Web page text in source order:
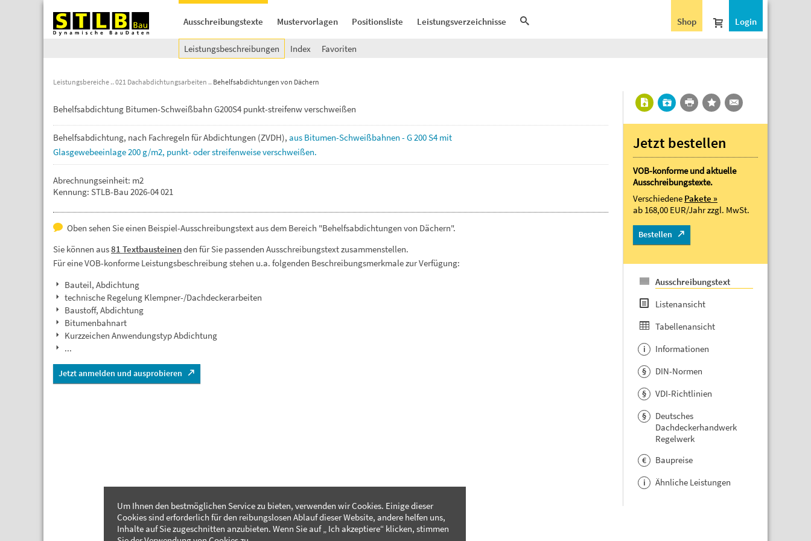
Ausschreibungstexte Mustervorlagen Positionsliste Leistungsverzeichnisse Login
Shop
Leistungsbeschreibungen Index Favoriten
Leistungsbereiche 021 Dachabdichtungsarbeiten Behelfsabdichtungen von Dächern
Behelfsabdichtung Bitumen-Schweißbahn G200S4 punkt-streifenw verschweißen
Behelfsabdichtung, nach Fachregeln fürAbdichtungen (ZVDH), aus Bitumen-Schweißbahnen - G200S4 mit
Glasgewebeeinlage200 g/m2, punkt- oderstreifenweiseverschweißen.
Abrechnungseinheit: m2
Kennung: STLB-Bau 2026-04 021
Oben sehen Sie einen Beispiel-Ausschreibungstext aus dem Bereich "Behelfsabdichtungen von Dächern".
Sie können aus81 Textbausteinenden für Sie passenden Ausschreibungstext zusammenstellen.
Für eine VOB-konforme Leistungsbeschreibung stehen u.a. folgenden Beschreibungsmerkmale zur Verfügung:
Bauteil, Abdichtung
technische Regelung Klempner-/Dachdeckerarbeiten
Baustoff, Abdichtung
Bitumenbahnart
Kurzzeichen Anwendungstyp Abdichtung
...
Jetzt anmelden und ausprobieren
Jetzt bestellen
VOB-konforme und aktuelle
Ausschreibungstexte.
Verschiedene Pakete »
ab 168,00 EUR/Jahrzzgl. MwSt.
Bestellen
Ausschreibungstext
Listenansicht
Tabellenansicht
i Informationen
§ DIN-Normen
§ VDI-Richtlinien
§
Deutsches
Dachdeckerhandwerk
Regelwerk
€ Baupreise
i Ähnliche Leistungen
Um Ihnen den bestmöglichen Service zu bieten, verwenden wir Cookies. Einige dieser
Cookies sind erforderlich für den reibungslosen Ablauf dieser Website, andere helfen uns,
Inhalte auf Sie zugeschnitten anzubieten. Wenn Sie auf „ Ich akzeptiere“ klicken, stimmen